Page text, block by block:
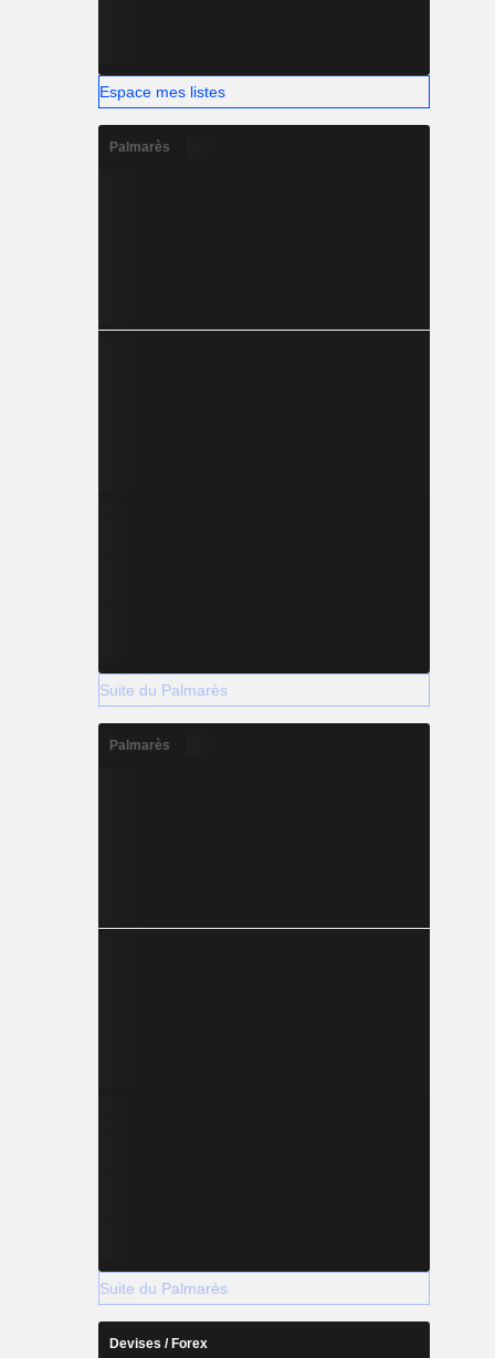
Espace mes listes
Palmarès
Suite du Palmarès
Palmarès
Suite du Palmarès
Devises / Forex